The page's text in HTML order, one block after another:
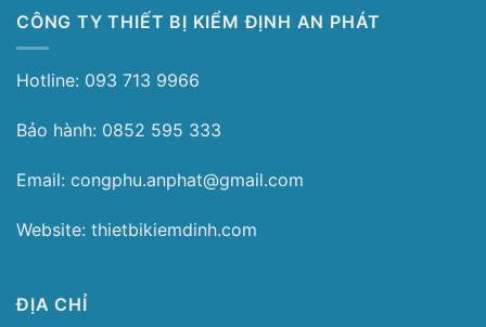
CÔNG TY THIẾT BỊ KIỂM ĐỊNH AN PHÁT
Hotline: 093 713 9966
Bảo hành: 0852 595 333
Email: congphu.anphat@gmail.com
Website: thietbikiemdinh.com
ĐỊA CHỈ